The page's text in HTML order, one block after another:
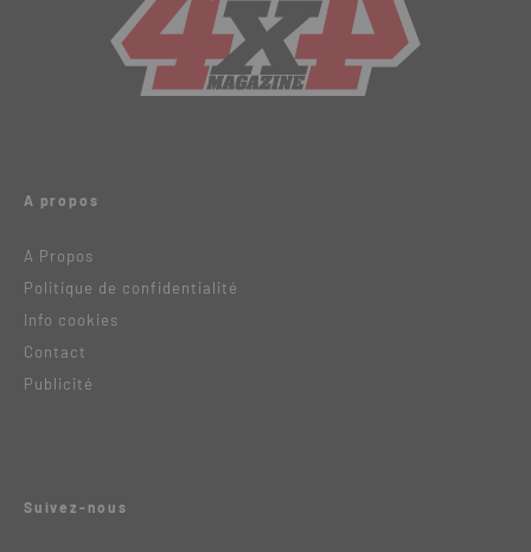
A propos
A Propos
Politique de confidentialité
Info cookies
Contact
Publicité
Suivez-nous